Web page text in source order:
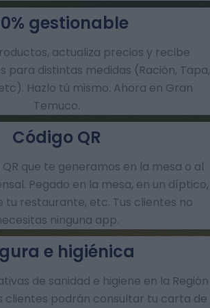
actualiza precios y recibe
para distintas medidas (Ración, Tapa,
Hazlo tú mismo. Ahora en Gran
Temuco.
gestionable
que te generamos en la mesa o al
Pegado en la mesa, en un díptico,
tu restaurante, etc. Tus clientes no
ninguna app.
Código QR
de sanidad e higiene en la Región
clientes podrán consultar tu carta de
e higiénica